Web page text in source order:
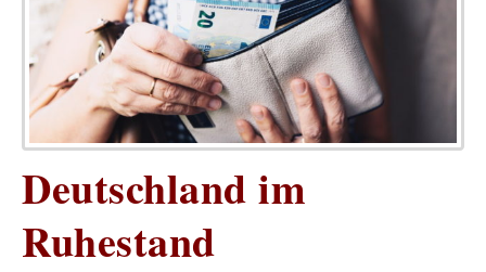
Deutschland im
Ruhestand